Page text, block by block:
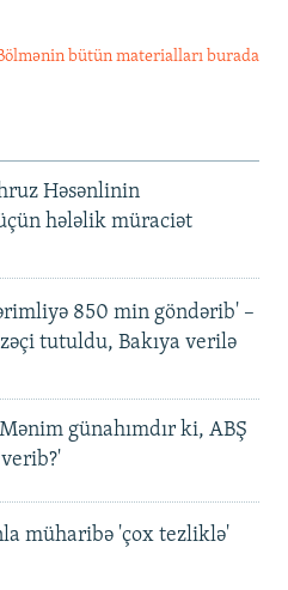
bütün materialları burada
Həsənlinin
hələlik müraciət
850 min göndərib' –
tutuldu, Bakıya verilə
günahımdır ki, ABŞ
müharibə 'çox tezliklə'